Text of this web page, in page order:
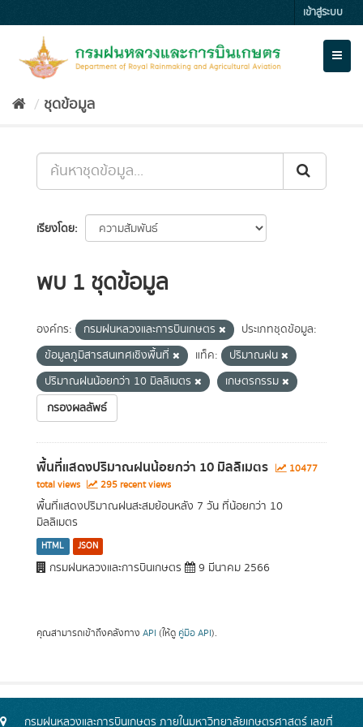
to
เข้าสู่ระบบ
ชุดข้อมูล
เรียงโดย
พบ 1 ชุดข้อมูล
องค์กร: กรมฝนหลวงและการบินเกษตร
ประเภทชุดข้อมูล:
ข้อมูลภูมิสารสนเทศเชิงพื้นที่
แท็ค:
ปริมาณฝน
ปริมาณฝนน้อยกว่า 10 มิลลิเมตร
เกษตรกรรม
กรองผลลัพธ์
พื้นที่แสดงปริมาณฝนน้อยกว่า 10 มิลลิเมตร
10477
total views
295 recent views
พื้นที่แสดงปริมาณฝนสะสมย้อนหลัง 7 วัน ที่น้อยกว่า 10
มิลลิเมตร
HTML JSON
กรมฝนหลวงและการบินเกษตร 9 มีนาคม 2566
คุณสามารถเข้าถึงคลังทาง API (ให้ดู คู่มือ API).
กรมฝนหลวงและการบินเกษตร ภายในมหาวิทยาลัยเกษตรศาสตร์ เลขที่